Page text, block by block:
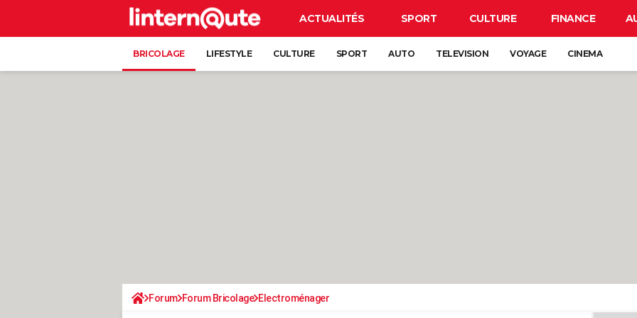
ACTUALITÉS SPORT CULTURE FINANCE
BRICOLAGE LIFESTYLE CULTURE SPORT AUTO TELEVISION VOYAGE CINEMA
Forum Forum Bricolage Electroménager